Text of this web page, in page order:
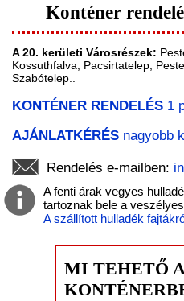
Konténer
A 20. kerületi Városrészek:
Kossuthfalva, Pacsirtatelep,
Szabótelep..
KONTÉNER RENDELÉS 1
AJÁNLATKÉRÉS nagyobb
Rendelés e-mailben:
A fenti árak vegyes
tartoznak bele a
A szállított hulladék
MI TEHETŐ A